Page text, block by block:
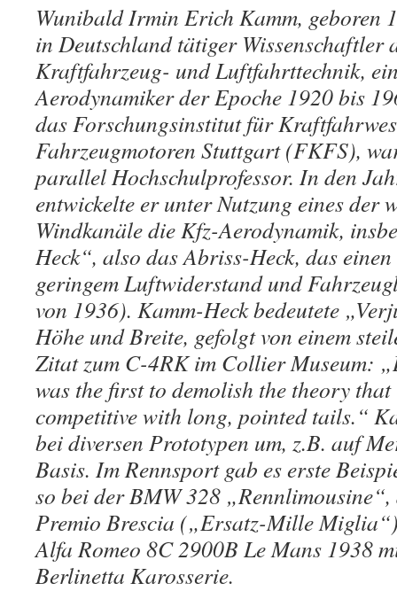
Wunibald Irmin Erich Kamm, geboren
in Deutschland tätiger Wissenschaftler
Kraftfahrzeug- und Luftfahrttechnik,
Aerodynamiker der Epoche 1920 bis
das Forschungsinstitut für
Fahrzeugmotoren Stuttgart (FKFS),
parallel Hochschulprofessor. In den
entwickelte er unter Nutzung eines der
Windkanäle die Kfz-Aerodynamik,
Heck“, also das Abriss-Heck, das
geringem Luftwiderstand und
von 1936). Kamm-Heck bedeutete
Höhe und Breite, gefolgt von einem
Zitat zum C-4RK im Collier Museum:
was the first to demolish the theory that
competitive with long, pointed tails.“
bei diversen Prototypen um, z.B. auf
Basis. Im Rennsport gab es erste
so bei der BMW 328
Premio Brescia („Ersatz-Mille
Alfa Romeo 8C 2900B Le Mans 1938
Berlinetta Karosserie.